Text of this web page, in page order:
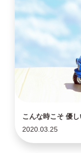
こんな時こそ 優し
2020.03.25